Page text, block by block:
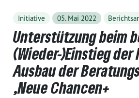
Initiative 05. Mai 2022
Unterstützung beim
(Wieder-)Einstieg der
Ausbau der
‚Neue Chancen+